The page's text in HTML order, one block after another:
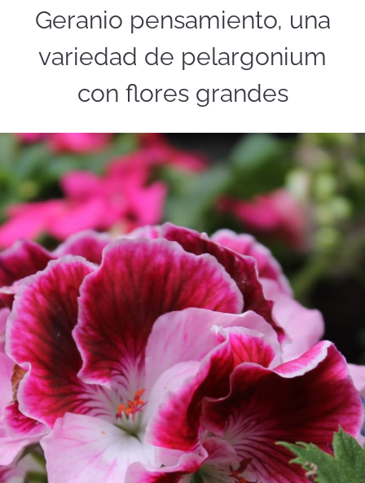
Geranio pensamiento, una
variedad de pelargonium
con flores grandes